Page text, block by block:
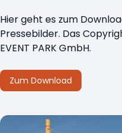
Hier geht es zum
Pressebilder. Das
EVENT PARK GmbH.
Zum Download